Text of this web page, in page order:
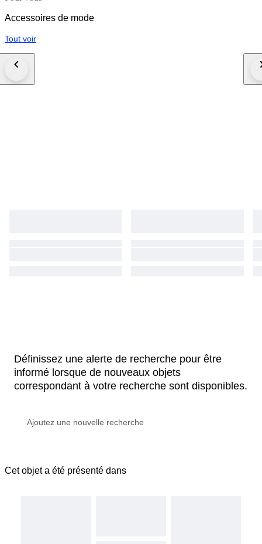
Accessoires de mode
Tout voir
Définissez une alerte de recherche pour être
informé lorsque de nouveaux objets
correspondant à votre recherche sont disponibles.
Cet objet a été présenté dans